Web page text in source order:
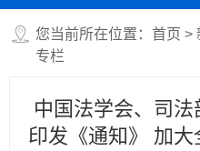
您当前所在位置： 首页 >
专栏
中国法学会、司
印发《通知》 加